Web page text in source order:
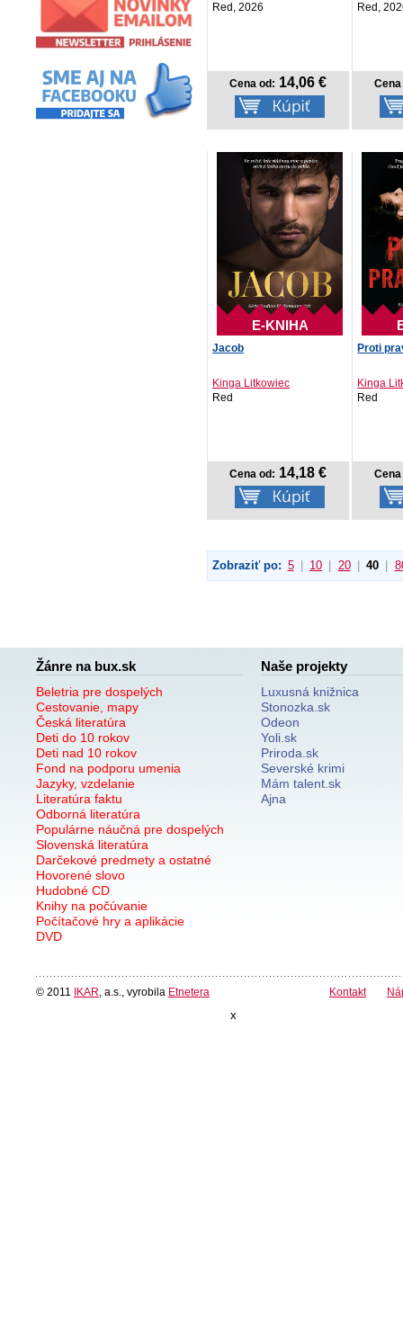
Red, 2026
Cena od: 14,06 €
Red,
E-KNIHA
Jacob
Kinga Litkowiec
Red
Cena od: 14,18 €
Proti
Kinga
Red
Zobraziť po: 5 | 10 | 20 | 40 |
Žánre na bux.sk
Beletria pre dospelých
Cestovanie, mapy
Česká literatúra
Deti do 10 rokov
Deti nad 10 rokov
Fond na podporu umenia
Jazyky, vzdelanie
Literatúra faktu
Odborná literatúra
Populárne náučná pre dospelých
Slovenská literatúra
Darčekové predmety a ostatné
Hovorené slovo
Hudobné CD
Knihy na počúvanie
Počítačové hry a aplikácie
DVD
Naše projekty
Luxusná knižnica
Stonozka.sk
Odeon
Yoli.sk
Priroda.sk
Severské krimi
Mám talent.sk
Ajna
© 2011 IKAR , a.s., vyrobila Etnetera Kontakt
x